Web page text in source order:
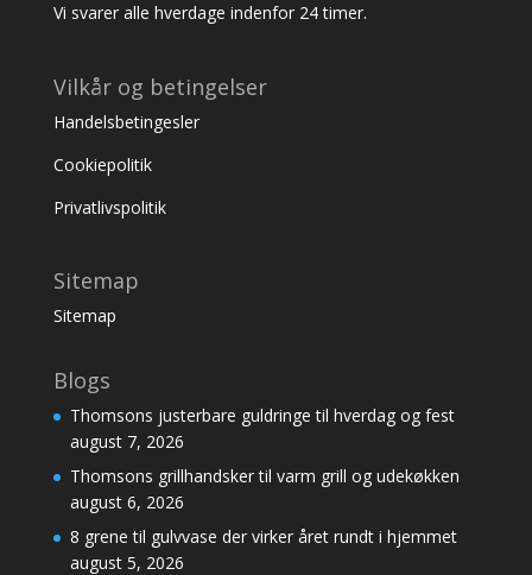
Vi svarer alle hverdage indenfor 24 timer.
Vilkår og betingelser
Handelsbetingesler
Cookiepolitik
Privatlivspolitik
Sitemap
Sitemap
Blogs
Thomsons justerbare guldringe til hverdag og fest
august 7, 2026
Thomsons grillhandsker til varm grill og udekøkken
august 6, 2026
8 grene til gulvvase der virker året rundt i hjemmet
august 5, 2026